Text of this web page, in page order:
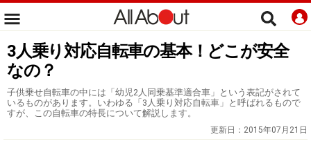
3人乗り対応自転車の基本！どこが安全
なの？
子供乗せ自転車の中には「幼児2人同乗基準適合車」という表記がされて
いるものがあります。いわゆる「3人乗り対応自転車」と呼ばれるもので
すが、この自転車の特長について解説します。
更新日： 2015年07月21日